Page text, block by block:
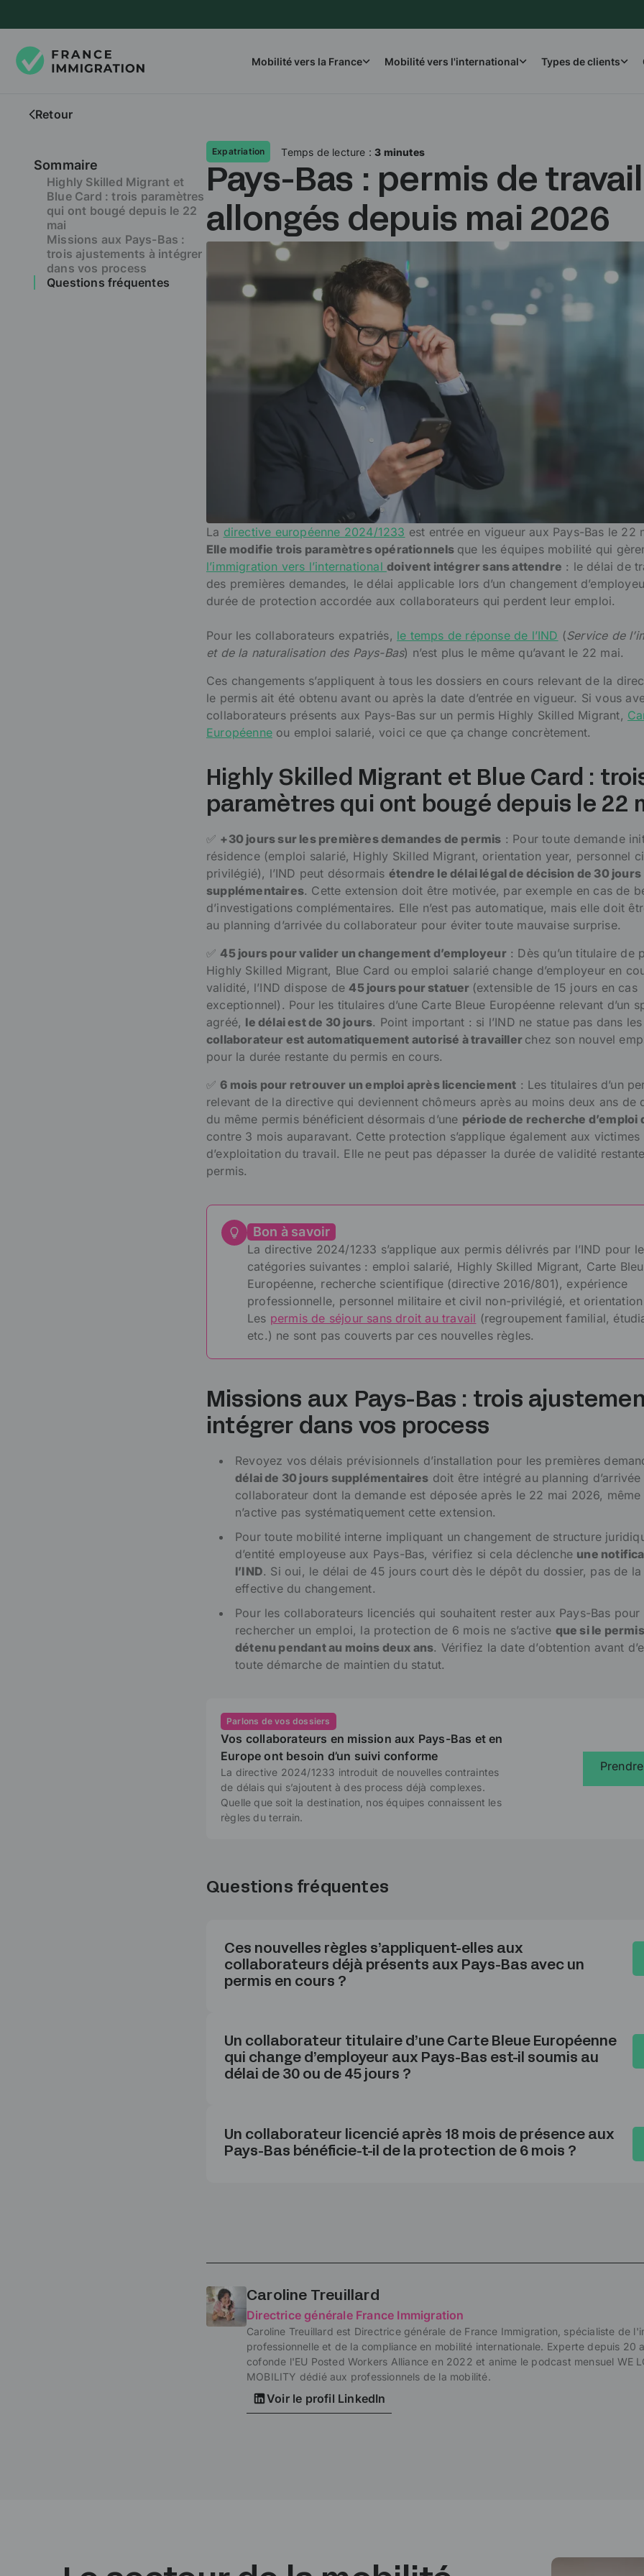
Mobilité vers la France Mobilité vers l'international Types de clients
Retour
Sommaire
Highly Skilled Migrant et
Blue Card : trois paramètres
qui ont bougé depuis le 22
mai
Missions aux Pays-Bas :
trois ajustements à intégrer
dans vos process
Questions fréquentes
Expatriation Temps de lecture :3 minutes
Pays-Bas : permis de travail
allongés depuis mai 2026
La directive européenne 2024/1233 est entrée en vigueur aux Pays-Bas le 22
Elle modifie trois paramètres opérationnels que les équipes mobilité qui
l’immigration vers l’international doivent intégrer sans attendre : le délai de
des premières demandes, le délai applicable lors d’un changement
durée de protection accordée aux collaborateurs qui perdent leur emploi.
Pour les collaborateurs expatriés, le temps de réponse de l’IND (Service de
et de la naturalisation des Pays-Bas) n’est plus le même qu’avant le 22 mai.
Ces changements s’appliquent à tous les dossiers en cours relevant de la
le permis ait été obtenu avant ou après la date d’entrée en vigueur. Si vous
collaborateurs présents aux Pays-Bas sur un permis Highly Skilled Migrant,
Européenne ou emploi salarié, voici ce que ça change concrètement.
Highly Skilled Migrant et Blue Card :
paramètres qui ont bougé depuis le 22
✅ +30 jours sur les premières demandes de permis : Pour toute demande
résidence (emploi salarié, Highly Skilled Migrant, orientation year, personnel
privilégié), l’IND peut désormais étendre le délai légal de décision de 30 jours
supplémentaires. Cette extension doit être motivée, par exemple en cas de
d’investigations complémentaires. Elle n’est pas automatique, mais elle doit
au planning d’arrivée du collaborateur pour éviter toute mauvaise surprise.
✅45 jours pour valider un changement d’employeur: Dès qu’un titulaire de
Highly Skilled Migrant, Blue Card ou emploi salarié change d’employeur en
validité, l’IND dispose de45 jours pour statuer (extensible de 15 jours en cas
exceptionnel). Pour les titulaires d’une Carte Bleue Européenne relevant d’un
agréé, le délai est de 30 jours. Point important : si l’IND ne statue pas dans
collaborateur est automatiquement autorisé à travailler chez son nouvel
pour la durée restante du permis en cours.
✅6 mois pour retrouver un emploi après licenciement : Les titulaires d’un
relevant de la directive qui deviennent chômeurs après au moins deux ans de
du même permis bénéficient désormais d’une période de recherche d’emploi
contre 3 mois auparavant. Cette protection s’applique également aux victimes
d’exploitation du travail. Elle ne peut pas dépasser la durée de validité
permis.
Bon à savoir
La directive 2024/1233 s’applique aux permis délivrés par l’IND pour
catégories suivantes : emploi salarié, Highly Skilled Migrant, Carte
Européenne, recherche scientifique (directive 2016/801), expérience
professionnelle, personnel militaire et civil non-privilégié, et orientation
Les permis de séjour sans droit au travail (regroupement familial,
etc.) ne sont pas couverts par ces nouvelles règles.
Missions aux Pays-Bas : trois
intégrer dans vos process
Revoyez vos délais prévisionnels d’installation pour les premières
délai de 30 jours supplémentaires doit être intégré au planning
collaborateur dont la demande est déposée après le 22 mai 2026, même
n’active pas systématiquement cette extension.
Pour toute mobilité interne impliquant un changement de structure
d’entité employeuse aux Pays-Bas, vérifiez si cela déclenche une
l’IND. Si oui, le délai de 45 jours court dès le dépôt du dossier, pas de la
effective du changement.
Pour les collaborateurs licenciés qui souhaitent rester aux Pays-Bas pour
rechercher un emploi, la protection de 6 mois ne s’active que si le
détenu pendant au moins deux ans. Vérifiez la date d’obtention avant
toute démarche de maintien du statut.
Parlons de vos dossiers
Vos collaborateurs en mission aux Pays-Bas et en
Europe ont besoin d’un suivi conforme
La directive 2024/1233 introduit de nouvelles contraintes
de délais qui s’ajoutent à des process déjà complexes.
Quelle que soit la destination, nos équipes connaissent les
règles du terrain.
Questions fréquentes
Ces nouvelles règles s’appliquent-elles aux
collaborateurs déjà présents aux Pays-Bas avec un
permis en cours ?
Un collaborateur titulaire d’une Carte Bleue Européenne
qui change d’employeur aux Pays-Bas est-il soumis au
délai de 30 ou de 45 jours ?
Un collaborateur licencié après 18 mois de présence aux
Pays-Bas bénéficie-t-il de la protection de 6 mois ?
Caroline Treuillard
Directrice générale France Immigration
Caroline Treuillard est Directrice générale de France Immigration, spécialiste de
professionnelle et de la compliance en mobilité internationale. Experte depuis 20
cofonde l'EU Posted Workers Alliance en 2022 et anime le podcast mensuel WE
MOBILITY dédié aux professionnels de la mobilité.
Voir le profil LinkedIn